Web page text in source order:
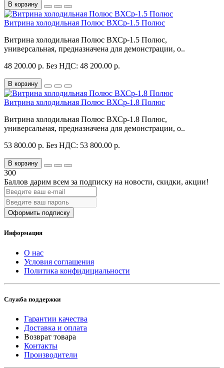
В корзину
Витрина холодильная Полюс ВХСр-1.5 Полюс
Витрина холодильная Полюс ВХСр-1.5 Полюс,
универсальная, предназначена для демонстрации, о..
48 200.00 р. Без НДС: 48 200.00 р.
В корзину
Витрина холодильная Полюс ВХСр-1.8 Полюс
Витрина холодильная Полюс ВХСр-1.8 Полюс,
универсальная, предназначена для демонстрации, о..
53 800.00 р. Без НДС: 53 800.00 р.
В корзину
300
Баллов дарим всем за подписку на новости, скидки, акции!
Оформить подписку
Информация
О нас
Условия соглашения
Политика конфидициальности
Служба поддержки
Гарантии качества
Доставка и оплата
Возврат товара
Контакты
Производители